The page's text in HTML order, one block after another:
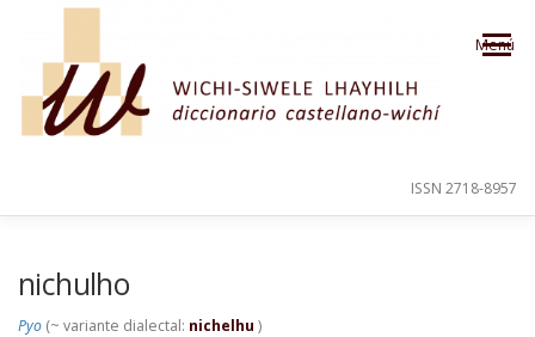
Saltar al contenido
Menú
ISSN 2718-8957
nichulho
Pyo (~ variante dialectal: nichelhu )